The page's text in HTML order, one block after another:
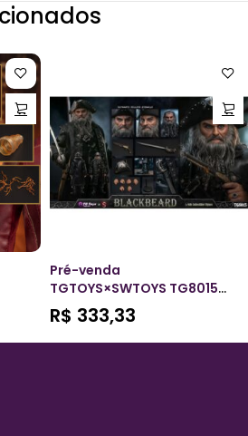
Pré-venda
TGTOYS×SWTOYS TG8015
1/6 Scale Blackbeard
R$ 333,33